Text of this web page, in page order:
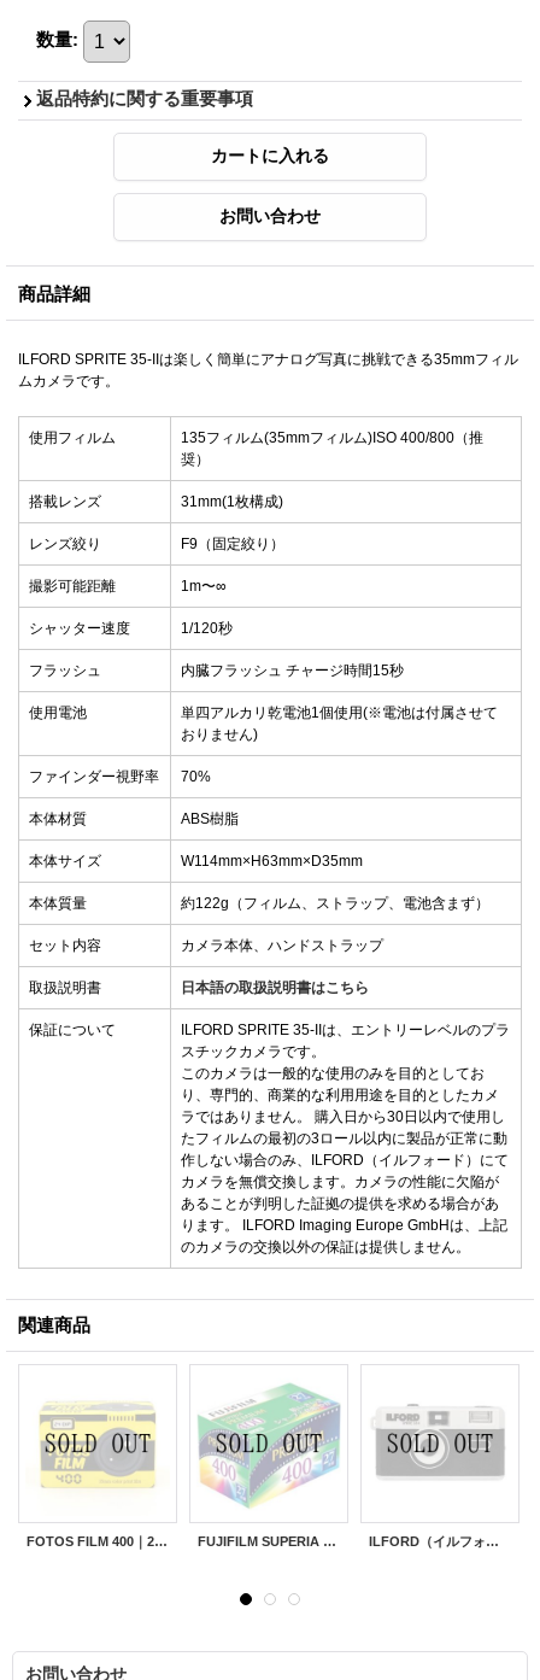
数量:
返品特約に関する重要事項
商品詳細
ILFORD SPRITE 35-IIは楽しく簡単にアナログ写真に挑戦できる35mmフィル
ムカメラです。
使用フィルム
135フィルム(35mmフィルム)ISO 400/800（推
奨）
搭載レンズ 31mm(1枚構成)
レンズ絞り F9（固定絞り）
撮影可能距離 1m〜∞
シャッター速度 1/120秒
フラッシュ 内臓フラッシュ チャージ時間15秒
使用電池
単四アルカリ乾電池1個使用(※電池は付属させて
おりません)
ファインダー視野率 70%
本体材質 ABS樹脂
本体サイズ W114mm×H63mm×D35mm
本体質量 約122g（フィルム、ストラップ、電池含まず）
セット内容 カメラ本体、ハンドストラップ
取扱説明書 日本語の取扱説明書はこちら
保証について
ILFORD SPRITE 35-IIは、エントリーレベルのプラ
スチックカメラです。
このカメラは一般的な使用のみを目的としてお
り、専門的、商業的な利用用途を目的としたカメ
ラではありません。 購入日から30日以内で使用し
たフィルムの最初の3ロール以内に製品が正常に動
作しない場合のみ、ILFORD（イルフォード）にて
カメラを無償交換します。カメラの性能に欠陥が
あることが判明した証拠の提供を求める場合があ
ります。 ILFORD Imaging Europe GmbHは、上記
のカメラの交換以外の保証は提供しません。
関連商品
FOTOS FILM 400｜24枚撮り FUJIFILM SUPERIA PREMIUM 400｜27枚撮り ILFORD（イルフォード）SPRITE 35-II フィルムカメラ｜シルバータイプ
お問い合わせ